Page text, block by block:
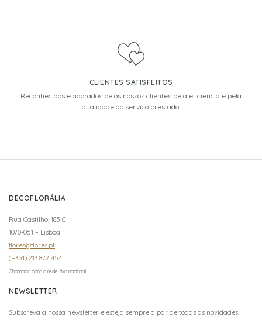
CLIENTES SATISFEITOS
Reconhecidos e adorados pelos nossos clientes pela eficiência e pela
qualidade do serviço prestado.
DECOFLORÁLIA
Rua Castilho, 185 C
1070-051 – Lisboa
flores@flores.pt
(+351) 213 872 454
Chamada para a rede fixa nacional
NEWSLETTER
Subscreva a nossa newsletter e esteja sempre a par de todas as novidades.